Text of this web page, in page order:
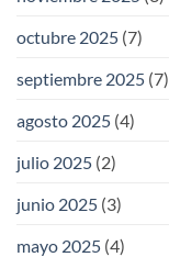
octubre 2025 (7)
septiembre 2025 (7)
agosto 2025 (4)
julio 2025 (2)
junio 2025 (3)
mayo 2025 (4)